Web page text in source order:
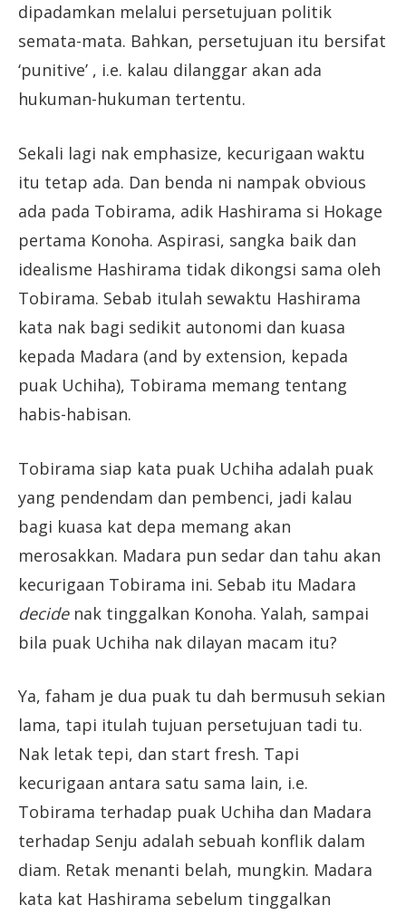
dipadamkan melalui persetujuan politik
semata-mata. Bahkan, persetujuan itu bersifat
‘punitive’ , i.e. kalau dilanggar akan ada
hukuman-hukuman tertentu.
Sekali lagi nak emphasize, kecurigaan waktu
itu tetap ada. Dan benda ni nampak obvious
ada pada Tobirama, adik Hashirama si Hokage
pertama Konoha. Aspirasi, sangka baik dan
idealisme Hashirama tidak dikongsi sama oleh
Tobirama. Sebab itulah sewaktu Hashirama
kata nak bagi sedikit autonomi dan kuasa
kepada Madara (and by extension, kepada
puak Uchiha), Tobirama memang tentang
habis-habisan.
Tobirama siap kata puak Uchiha adalah puak
yang pendendam dan pembenci, jadi kalau
bagi kuasa kat depa memang akan
merosakkan. Madara pun sedar dan tahu akan
kecurigaan Tobirama ini. Sebab itu Madara
decidenak tinggalkan Konoha. Yalah, sampai
bila puak Uchiha nak dilayan macam itu?
Ya, faham je dua puak tu dah bermusuh sekian
lama, tapi itulah tujuan persetujuan tadi tu.
Nak letak tepi, dan start fresh. Tapi
kecurigaan antara satu sama lain, i.e.
Tobirama terhadap puak Uchiha dan Madara
terhadap Senju adalah sebuah konflik dalam
diam. Retak menanti belah, mungkin. Madara
kata kat Hashirama sebelum tinggalkan